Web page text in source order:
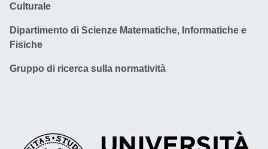
Culturale
Dipartimento di Scienze Matematiche, Informatiche e
Fisiche
Gruppo di ricerca sulla normatività